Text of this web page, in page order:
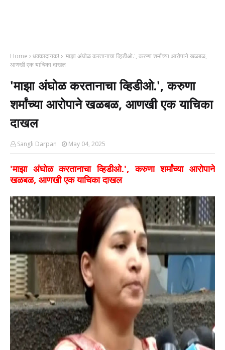
Home धक्कादायक!
'माझा अंघोळ करतानाचा व्हिडीओ.', करुणा शर्मांच्या आरोपाने खळबळ,
आणखी एक याचिका दाखल
'माझा अंघोळ करतानाचा व्हिडीओ.', करुणा
शर्मांच्या आरोपाने खळबळ, आणखी एक याचिका
दाखल
Sangli Darpan May 04, 2025
'माझा अंघोळ करतानाचा व्हिडीओ.', करुणा शर्मांच्या आरोपाने
खळबळ, आणखी एक याचिका दाखल